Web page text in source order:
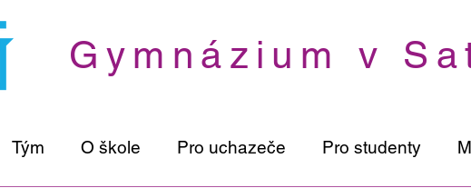
Gymnázium v
Tým O škole Pro uchazeče Pro studenty